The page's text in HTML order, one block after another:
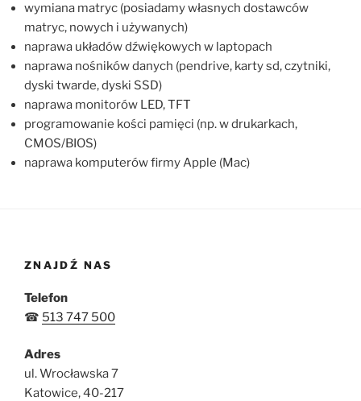
wymiana matryc (posiadamy własnych dostawców
matryc, nowych i używanych)
naprawa układów dźwiękowych w laptopach
naprawa nośników danych (pendrive, karty sd, czytniki,
dyski twarde, dyski SSD)
naprawa monitorów LED, TFT
programowanie kości pamięci (np. w drukarkach,
CMOS/BIOS)
naprawa komputerów firmy Apple (Mac)
ZNAJDŹ NAS
Telefon
☎ 513 747 500
Adres
ul. Wrocławska 7
Katowice, 40-217